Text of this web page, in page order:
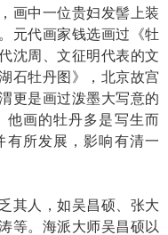
画中一位贵妇发髻上装
元代画家钱选画过《牡
沈周、文征明代表的文
石牡丹图》，北京故宫
更是画过泼墨大写意的
他画的牡丹多是写生而
有所发展，影响有清一
人，如吴昌硕、张大
等。海派大师吴昌硕以